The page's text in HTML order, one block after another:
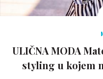
ULIČNA MODA
styling u kojem